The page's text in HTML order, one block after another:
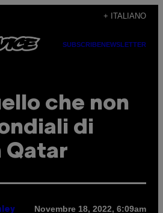
+ ITALIANO
SUBSCRIBENEWSLETTER
che non
di
Qatar
Novembre 18, 2022, 6:09am